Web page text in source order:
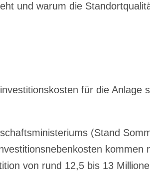
und warum die
für die Anlage
(Stand
kommen
von rund 12,5 bis 13